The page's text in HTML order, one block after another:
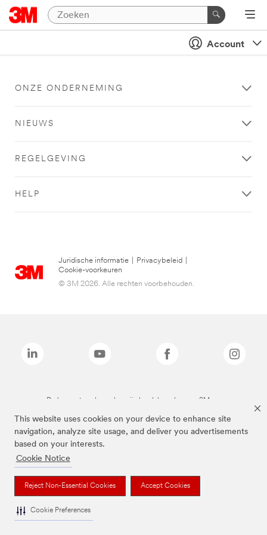
This website uses cookies on your device to enhance site
navigation, analyze site usage, and deliver you advertisements
based on your interests.
Cookie Notice
Reject Non-Essential Cookies Accept Cookies
Cookie Preferences
Account
ONZE ONDERNEMING
NIEUWS
REGELGEVING
HELP
Juridische informatie Privacybeleid
Cookie-voorkeuren
© 3M 2026. Alle rechten voorbehouden.
De bovenstaande merken zijn handelsmerken van 3M.we